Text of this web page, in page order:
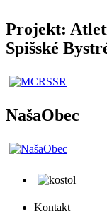
Projekt:
Spišské
NašaObec
Kontakt